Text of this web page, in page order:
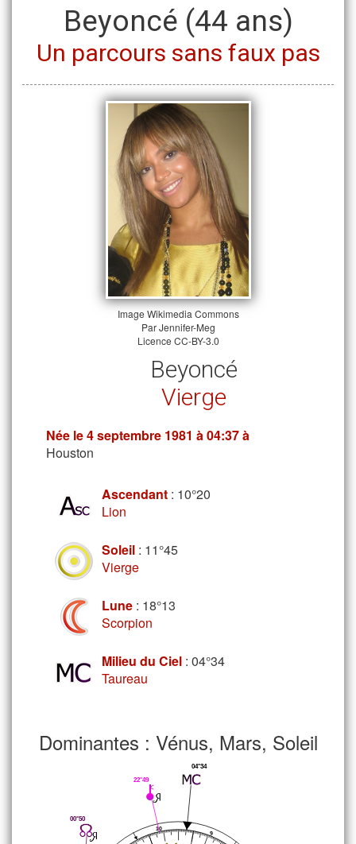
Beyoncé (44 ans)
Un parcours sans faux pas
Image Wikimedia Commons
Par Jennifer-Meg
Licence CC-BY-3.0
Beyoncé
Vierge
Née le4 septembre 1981 à 04:37 à
Houston
Ascendant : 10°20
Lion
Soleil : 11°45
Vierge
Lune : 18°13
Scorpion
Milieu du Ciel : 04°34
Taureau
Dominantes : Vénus, Mars, Soleil
9
10
04°34
22°49
00°50